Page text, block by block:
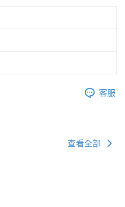
客服
查看全部